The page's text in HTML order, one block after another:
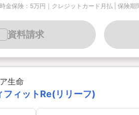
金保険：5万円｜クレジットカード月払 | 保
資料請求
生命
フィットRe(リリーフ)